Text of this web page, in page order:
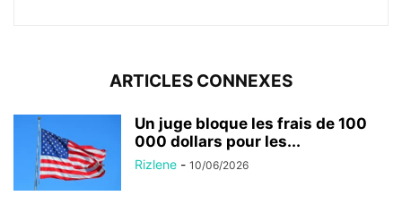
ARTICLES CONNEXES
Un juge bloque les frais de 100
000 dollars pour les...
Rizlene - 10/06/2026